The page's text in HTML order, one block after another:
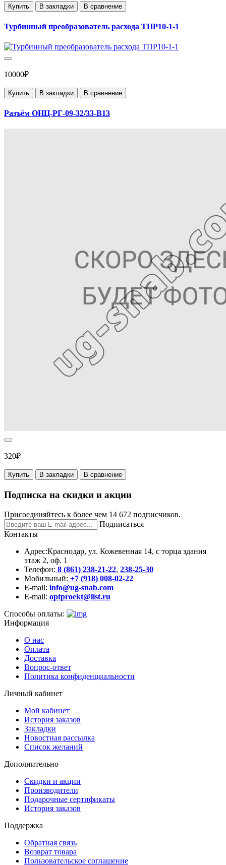
Купить В закладки В сравнение
Турбинный преобразователь расхода ТПР10-1-1
10000₽
Купить В закладки В сравнение
Разъём ОНЦ-РГ-09-32/33-В13
320₽
Купить В закладки В сравнение
Подписка на скидки и акции
Присоединяйтесь к более чем 14 672 подписчиков.
Подписаться
Контакты
Адрес:Краснодар, ул. Кожевенная 14, с торца здания
этаж 2, оф. 1
Телефон: 8 (861) 238-21-22, 238-25-30
Мобильный: +7 (918) 008-02-22
E-mail: info@ug-snab.com
E-mail: optproekt@list.ru
Способы оплаты:
Информация
О нас
Оплата
Доставка
Вопрос-ответ
Политика конфиденциальности
Личный кабинет
Мой кабинет
История заказов
Закладки
Новостная рассылка
Список желаний
Дополнительно
Скидки и акции
Производители
Подарочные сертификаты
История заказов
Поддержка
Обратная связь
Возврат товара
Пользовательское соглашение